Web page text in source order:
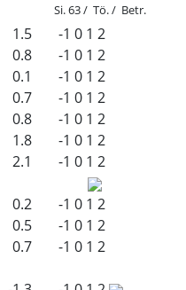
Si. 63 / Tö. / Betr.
1.5 -1 0 1 2
0.8 -1 0 1 2
0.1 -1 0 1 2
0.7 -1 0 1 2
0.8 -1 0 1 2
1.8 -1 0 1 2
2.1 -1 0 1 2
0.2 -1 0 1 2
0.5 -1 0 1 2
0.7 -1 0 1 2